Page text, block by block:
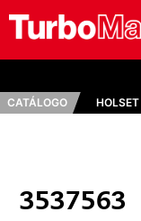
CATÁLOGO HOLSET
3537563